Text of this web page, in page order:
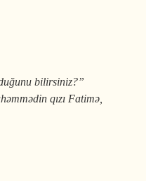
bilirsiniz?”
qızı Fati­mə,